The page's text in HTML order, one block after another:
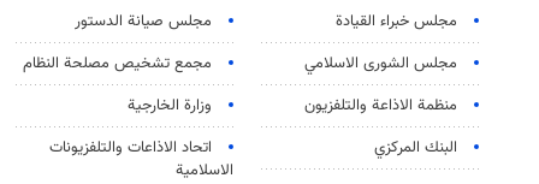
مجلس خبراء القيادة
مجلس صيانة الدستور
مجلس الشورى الاسلامي
مجمع تشخيص مصلحة النظام
منظمة الاذاعة والتلفزیون
وزارة الخارجية
البنك المركزي
اتحاد الاذاعات والتلفزيونات
الاسلامية